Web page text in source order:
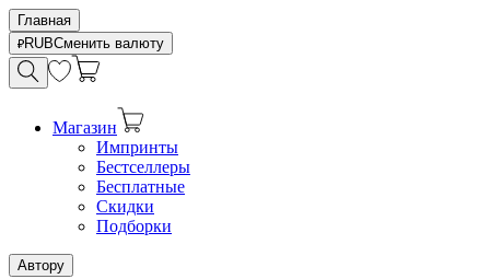
Главная
RUBСменить валюту
Магазин
Импринты
Бестселлеры
Бесплатные
Скидки
Подборки
Автору